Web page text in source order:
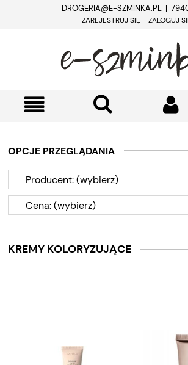
DROGERIA@E-SZMINKA.PL |
ZAREJESTRUJ SIĘ ZALOGUJ
OPCJE PRZEGLĄDANIA
Producent: (wybierz)
Cena: (wybierz)
KREMY KOLORYZUJĄCE